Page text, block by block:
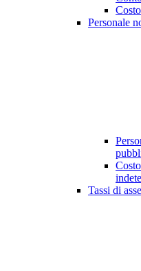
Personale
Tassi di